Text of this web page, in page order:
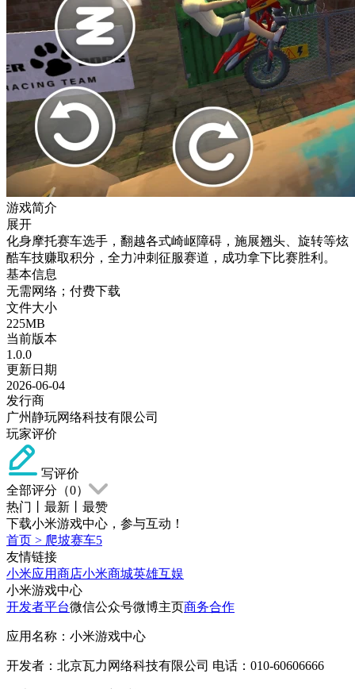
游戏简介
展开
化身摩托赛车选手，翻越各式崎岖障碍，施展翘头、旋转等炫
酷车技赚取积分，全力冲刺征服赛道，成功拿下比赛胜利。
基本信息
无需网络；付费下载
文件大小
225MB
当前版本
1.0.0
更新日期
2026-06-04
发行商
广州静玩网络科技有限公司
玩家评价
写评价
全部评分（0）
热门
最新
最赞
下载小米游戏中心，参与互动！
首页 > 爬坡赛车5
友情链接
小米应用商店小米商城英雄互娱
小米游戏中心
开发者平台微信公众号微博主页商务合作
应用名称：小米游戏中心
开发者：北京瓦力网络科技有限公司 电话：010-60606666